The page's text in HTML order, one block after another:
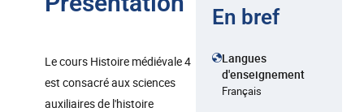
Le cours Histoire médiévale 4
est consacré aux sciences
auxiliaires de l'histoire
En bref
Langues
d'enseignement
Français